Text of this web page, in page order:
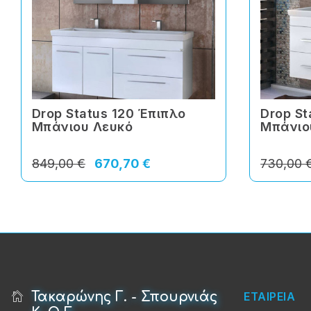
Drop Status 120 Έπιπλο
Μπάνιου Λευκό
670,70 €
849,00 €
Drop
730,00
Τακαρώνης Γ. - Σπουρνιάς
ΕΤΑΙΡΕΙΑ